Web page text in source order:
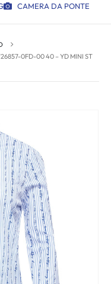
CAMERA DA PONTE
0FD-00 40 – YD MINI ST